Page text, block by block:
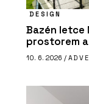
DESIGN
Bazén letce
prostorem
10. 6. 2026 /